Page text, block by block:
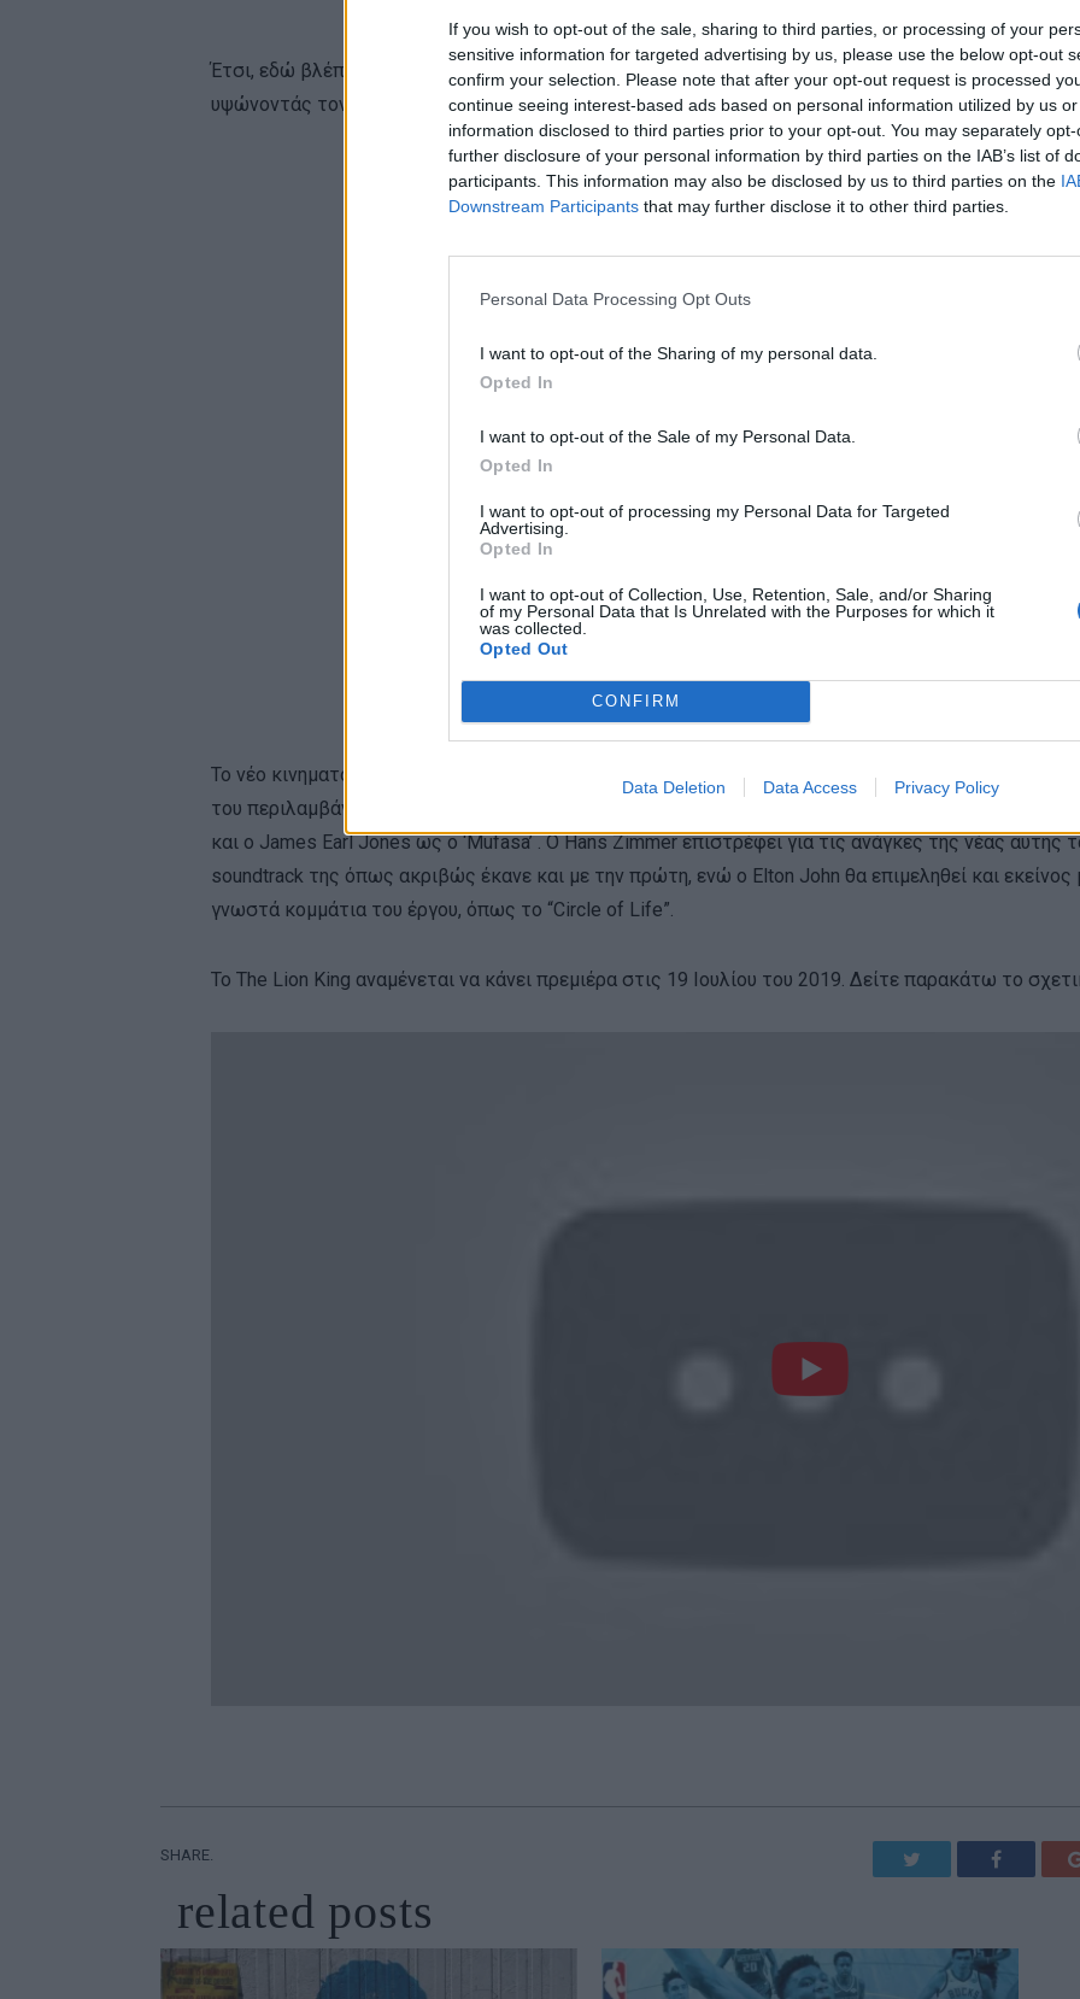
If you wish to opt-out of the sale, sharing to third parties, or processing of your
sensitive information for targeted advertising by us, please use the below opt-out
confirm your selection. Please note that after your opt-out request is processed
continue seeing interest-based ads based on personal information utilized by us
information disclosed to third parties prior to your opt-out. You may separately
further disclosure of your personal information by third parties on the IAB’s list of
participants. This information may also be disclosed by us to third parties on the
Downstream Participants that may further disclose it to other third parties.
Personal Data Processing Opt Outs
I want to opt-out of the Sharing of my personal data.
Opted In
I want to opt-out of the Sale of my Personal Data.
Opted In
I want to opt-out of processing my Personal Data for Targeted
Advertising.
Opted In
I want to opt-out of Collection, Use, Retention, Sale, and/or Sharing
of my Personal Data that Is Unrelated with the Purposes for which it
was collected.
Opted Out
CONFIRM
Data Deletion Data Access Privacy Policy
Έτσι, εδώ βλέπουμε τον ‘Rafiki’ να παρουσιάζει τον νεογέννητο ‘Simba’, στο Pride Lands, μπροστά
υψώνοντάς τον μικρούλη προς τον ουρανό για να τον δουν όλοι, με τον πατέρα του, ‘Mufasa’ να
Το νέο κινηματογραφικό project της Walt Disney Pictures φέρει την υπογραφή του σκηνοθέτη Jon
του περιλαμβάνει πολύ γνωστά ονόματα που δανείζουν τις φωνές τους, όπως είναι ο Donald Glover
και ο James Earl Jones ως ο ‘Mufasa’ . Ο Hans Zimmer επιστρέφει για τις ανάγκες της νέας αυτής
soundtrack της όπως ακριβώς έκανε και με την πρώτη, ενώ ο Elton John θα επιμεληθεί και
γνωστά κομμάτια του έργου, όπως το “Circle of Life”.
Το The Lion King αναμένεται να κάνει πρεμιέρα στις 19 Ιουλίου του 2019. Δείτε παρακάτω το
SHARE. Facebook
related posts